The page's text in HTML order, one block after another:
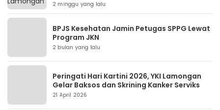
2 minggu yang lalu
BPJS Kesehatan Jamin Petugas SPPG Lewat
Program JKN
2 bulan yang lalu
Peringati Hari Kartini 2026, YKI Lamongan
Gelar Baksos dan Skrining Kanker Serviks
21 April 2026